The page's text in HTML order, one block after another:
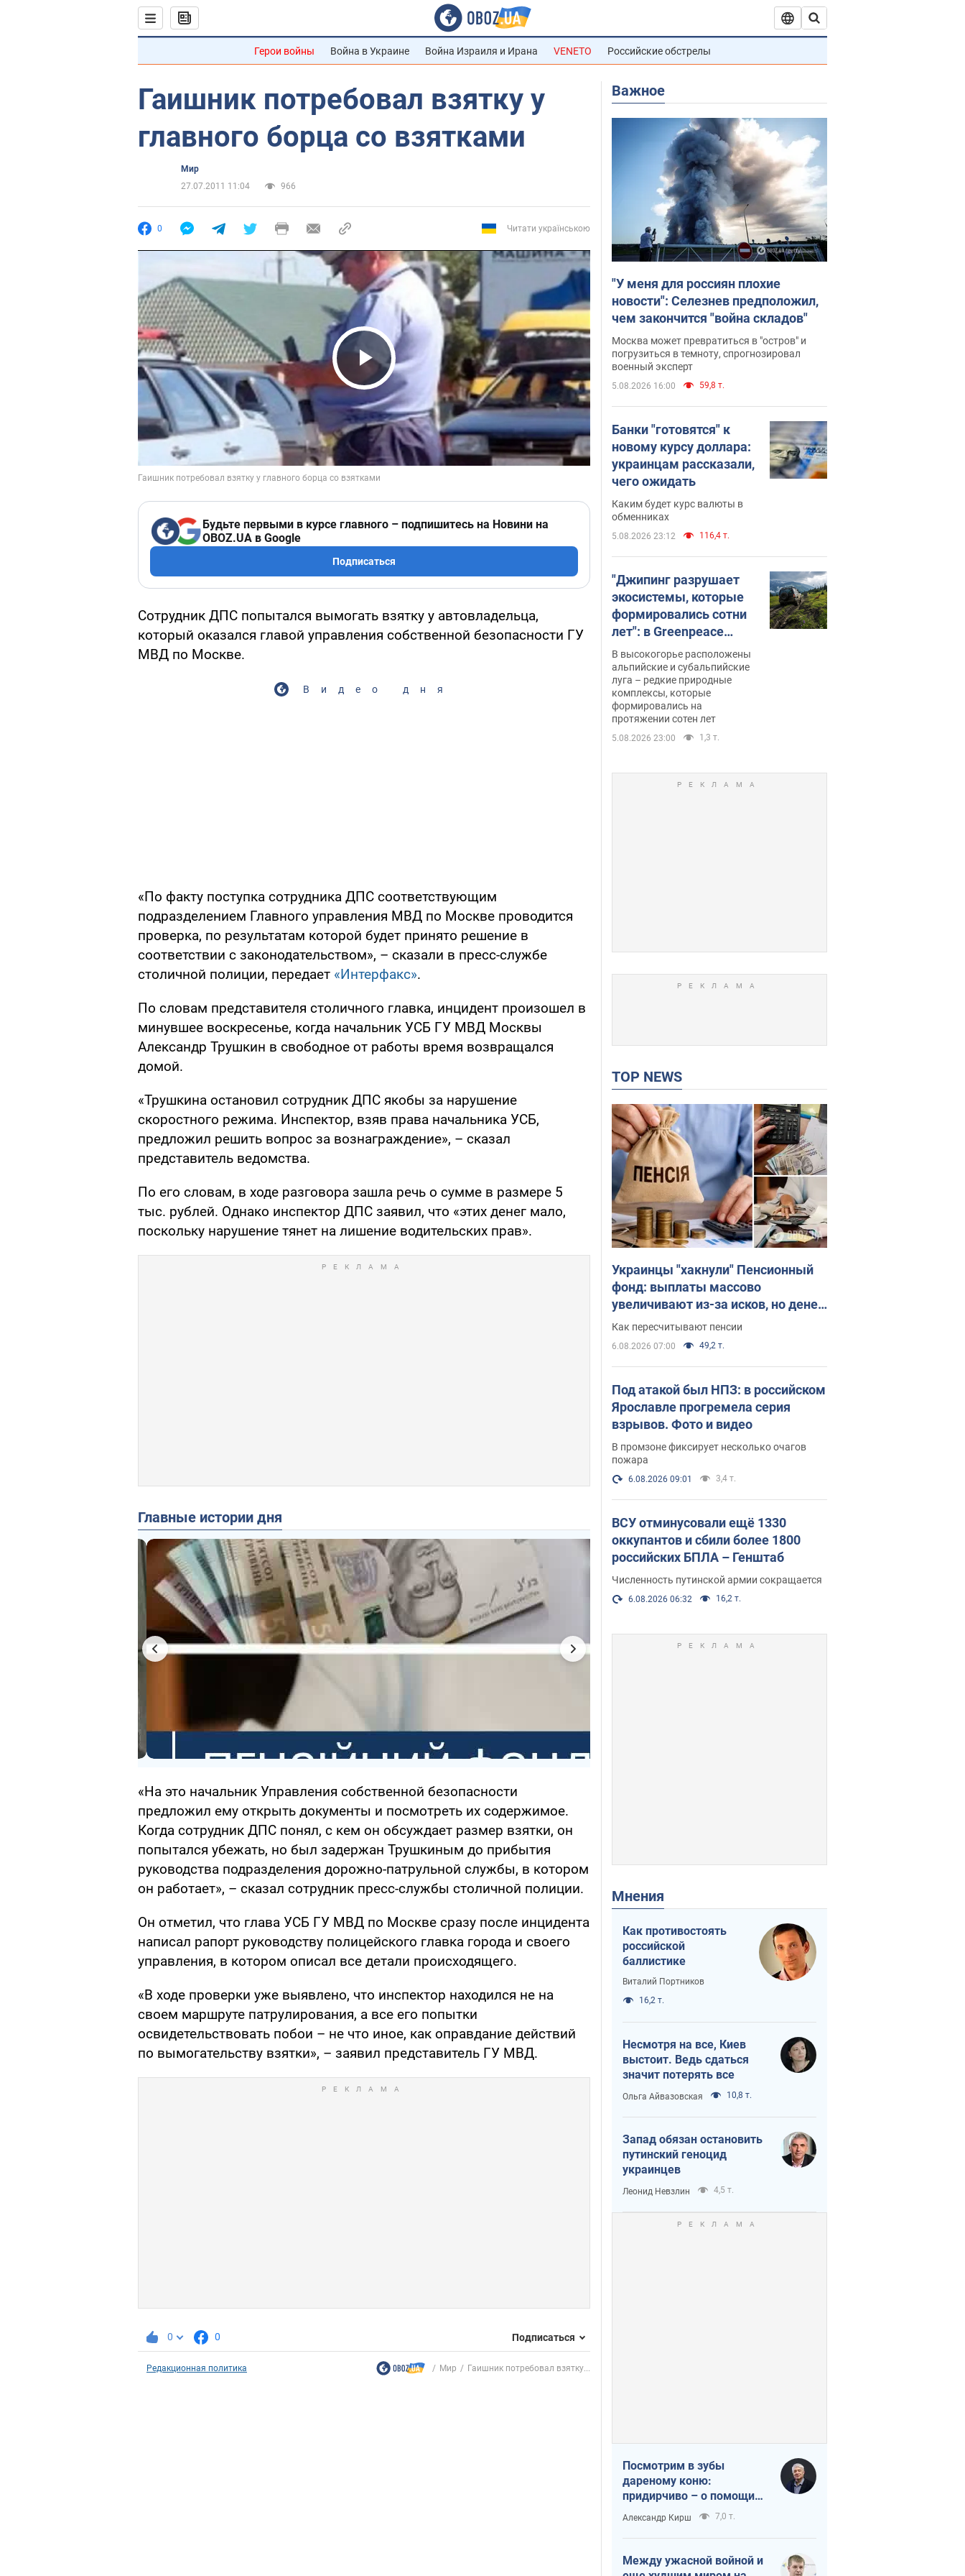
Герои войны Война в Украине Война Израиля и Ирана VENETO Российские обстрелы
Гаишник потребовал взятку у
главного борца со взятками
Мир
27.07.2011 11:04
966
0 Читати українською
Play Video
Будьте первыми в курсе главного – подпишитесь на Новини на
OBOZ.UA в Google
Подписаться
Сотрудник ДПС попытался вымогать взятку у автовладельца,
который оказался главой управления собственной безопасности ГУ
МВД по Москве.
Видео дня
«По факту поступка сотрудника ДПС соответствующим
подразделением Главного управления МВД по Москве проводится
проверка, по результатам которой будет принято решение в
соответствии с законодательством», – сказали в пресс-службе
столичной полиции, передает «Интерфакс».
По словам представителя столичного главка, инцидент произошел в
минувшее воскресенье, когда начальник УСБ ГУ МВД Москвы
Александр Трушкин в свободное от работы время возвращался
домой.
«Трушкина остановил сотрудник ДПС якобы за нарушение
скоростного режима. Инспектор, взяв права начальника УСБ,
предложил решить вопрос за вознаграждение», – сказал
представитель ведомства.
По его словам, в ходе разговора зашла речь о сумме в размере 5
тыс. рублей. Однако инспектор ДПС заявил, что «этих денег мало,
поскольку нарушение тянет на лишение водительских прав».
Главные истории дня
«На это начальник Управления собственной безопасности
предложил ему открыть документы и посмотреть их содержимое.
Когда сотрудник ДПС понял, с кем он обсуждает размер взятки, он
попытался убежать, но был задержан Трушкиным до прибытия
руководства подразделения дорожно-патрульной службы, в котором
он работает», – сказал сотрудник пресс-службы столичной полиции.
Он отметил, что глава УСБ ГУ МВД по Москве сразу после инцидента
написал рапорт руководству полицейского главка города и своего
управления, в котором описал все детали происходящего.
«В ходе проверки уже выявлено, что инспектор находился не на
своем маршруте патрулирования, а все его попытки
освидетельствовать побои – не что иное, как оправдание действий
по вымогательству взятки», – заявил представитель ГУ МВД.
0 0 Подписаться
Редакционная политика Мир Гаишник потребовал взятку...
Важное
"У меня для россиян плохие
новости": Селезнев предположил,
чем закончится "война складов"
Москва может превратиться в "остров" и
погрузиться в темноту, спрогнозировал
военный эксперт
5.08.2026 16:00 59,8 т.
Банки "готовятся" к
новому курсу доллара:
украинцам рассказали,
чего ожидать
Каким будет курс валюты в
обменниках
5.08.2026 23:12 116,4 т.
"Джипинг разрушает
экосистемы, которые
формировались сотни
лет": в Greenpeace
забили тревогу
В высокогорье расположены
альпийские и субальпийские
луга – редкие природные
комплексы, которые
формировались на
протяжении сотен лет
5.08.2026 23:00 1,3 т.
TOP NEWS
Украинцы "хакнули" Пенсионный
фонд: выплаты массово
увеличивают из-за исков, но денег
не хватает
Как пересчитывают пенсии
6.08.2026 07:00 49,2 т.
Под атакой был НПЗ: в российском
Ярославле прогремела серия
взрывов. Фото и видео
В промзоне фиксирует несколько очагов
пожара
6.08.2026 09:01 3,4 т.
ВСУ отминусовали ещё 1330
оккупантов и сбили более 1800
российских БПЛА – Генштаб
Численность путинской армии сокращается
6.08.2026 06:32 16,2 т.
Мнения
Как противостоять
российской
баллистике
Виталий Портников
16,2 т.
Несмотря на все, Киев
выстоит. Ведь сдаться
значит потерять все
Ольга Айвазовская 10,8 т.
Запад обязан остановить
путинский геноцид
украинцев
Леонид Невзлин 4,5 т.
Посмотрим в зубы
дареному коню:
придирчиво – о помощи
Украине
Александр Кирш 7,0 т.
Между ужасной войной и